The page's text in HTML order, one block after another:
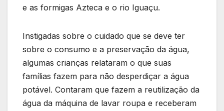
e as formigas Azteca e o rio Iguaçu.
Instigadas sobre o cuidado que se deve ter
sobre o consumo e a preservação da água,
algumas crianças relataram o que suas
famílias fazem para não desperdiçar a água
potável. Contaram que fazem a reutilização da
água da máquina de lavar roupa e receberam